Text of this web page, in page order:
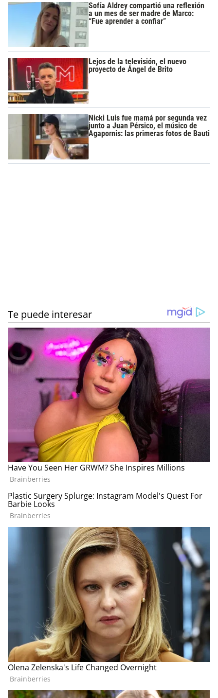
Sofía Aldrey compartió una reflexión
a un mes de ser madre de Marco:
“Fue aprender a confiar”
Lejos de la televisión, el nuevo
proyecto de Ángel de Brito
Nicki Luis fue mamá por segunda vez
junto a Juan Pérsico, el músico de
Agapornis: las primeras fotos de Bauti